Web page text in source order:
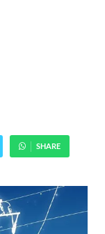
SHARE